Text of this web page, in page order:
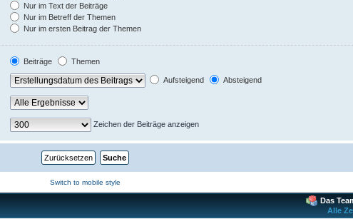
Nur im Text der Beiträge
Nur im Betreff der Themen
Nur im ersten Beitrag der Themen
Beiträge
Themen
Aufsteigend Absteigend
Zeichen der Beiträge anzeigen
Switch to mobile style
Das
Alle